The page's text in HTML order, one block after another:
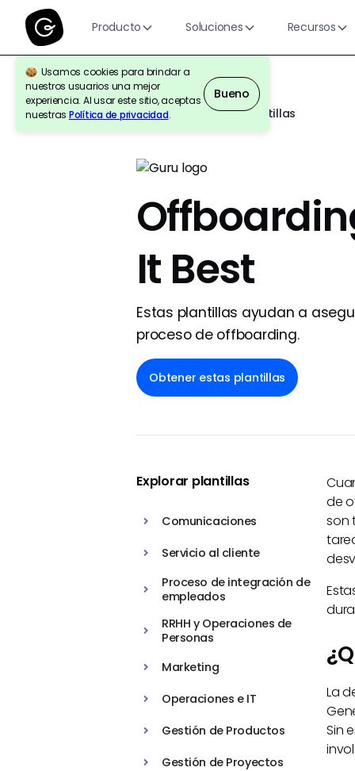
Producto Soluciones Recursos
Usamos cookies para brindar a
nuestros usuarios una mejor
experiencia. Al usar este sitio, aceptas
nuestras Política de privacidad.
Bueno
Volver a la galería de plantillas
It Best
Estas plantillas ayudan a
proceso de offboarding.
Obtener estas plantillas
Explorar plantillas
Comunicaciones
Servicio al cliente
Proceso de integración de
empleados
RRHH y Operaciones de
Personas
Marketing
Operaciones e IT
Gestión de Productos
Gestión de Proyectos
de
son
La
Sin